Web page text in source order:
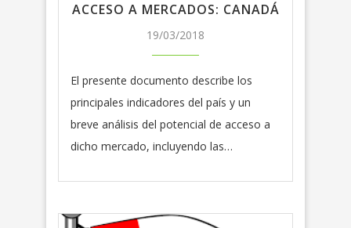
ACCESO A MERCADOS: CANADÁ
19/03/2018
El presente documento describe los
principales indicadores del país y un
breve análisis del potencial de acceso a
dicho mercado, incluyendo las…